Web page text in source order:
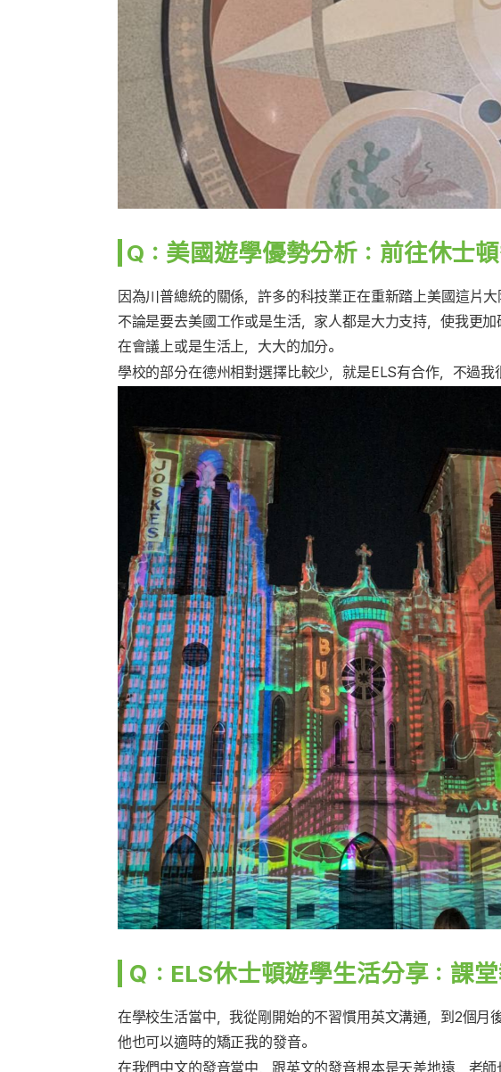
Q：美國遊學優勢分析：前往休士
因為川普總統的關係，許多的科技業正在重新踏上美國這片
不論是要去美國工作或是生活，家人都是大力支持，使我更
在會議上或是生活上，大大的加分。
學校的部分在德州相對選擇比較少，就是ELS有合作，不過
Ｑ： ELS休士頓遊學生活分享：課
在學校生活當中，我從剛開始的不習慣用英文溝通，到2個月
他也可以適時的矯正我的發音。
在我們中文的發音當中，跟英文的發音根本是天差地遠，老